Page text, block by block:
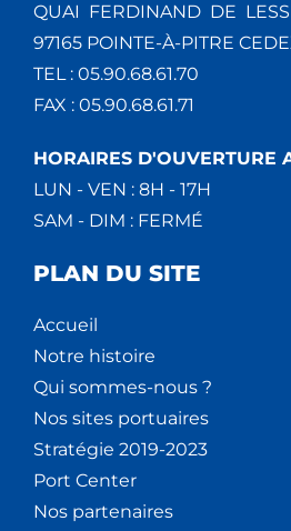
QUAI FERDINAND DE
97165 POINTE-À-PITRE
TEL : 05.90.68.61.70
FAX : 05.90.68.61.71
HORAIRES D'OUVERTURE
LUN - VEN : 8H - 17H
SAM - DIM : FERMÉ
PLAN DU SITE
Accueil
Notre histoire
Qui sommes-nous ?
Nos sites portuaires
Stratégie 2019-2023
Port Center
Nos partenaires